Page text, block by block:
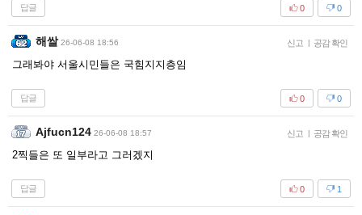
답글 0
0
해쌀 26-06-08 18:56 신고 | 공감 확인
그래봐야 서울시민들은 국힘지지층임
답글 0
0
Ajfucn124 26-06-08 18:57 신고 | 공감 확인
2찍들은 또 일부라고 그러겠지
답글 1
0